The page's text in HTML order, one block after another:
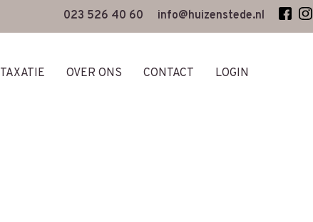
023 526 40 60 info@huizenstede.nl
TAXATIE OVER ONS CONTACT LOGIN